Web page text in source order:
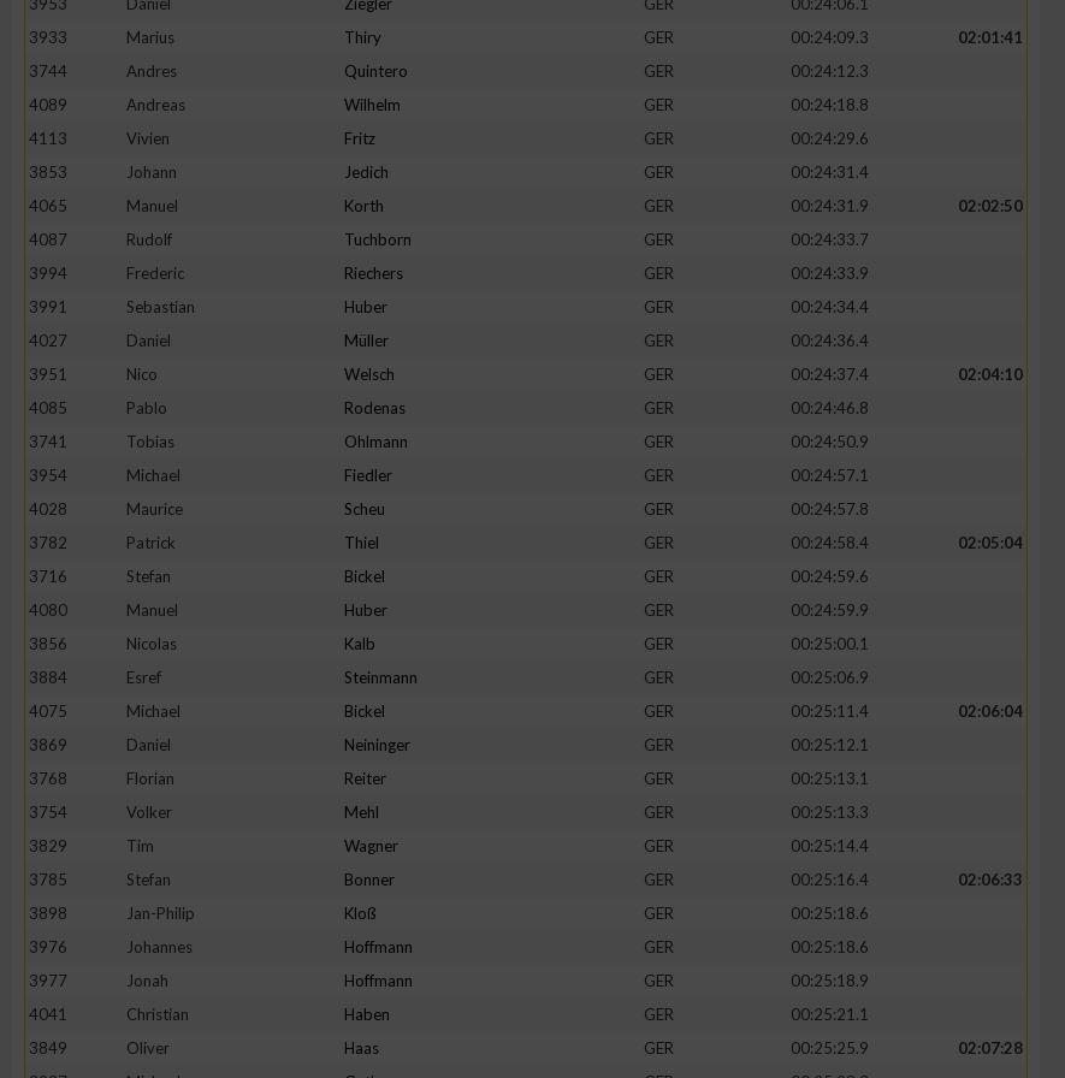
3933
Marius Thiry GER 00:24:09.3
02:01:41
3744
Andres Quintero GER
00:24:12.3
4089
Andreas Wilhelm GER
00:24:18.8
4113
Vivien Fritz GER
00:24:29.6
3853
Johann Jedich GER
00:24:31.4
4065
Manuel Korth GER 00:24:31.9
02:02:50
4087
Rudolf Tuchborn GER
00:24:33.7
3994
Frederic Riechers GER
00:24:33.9
3991
Sebastian Huber GER
00:24:34.4
4027
Daniel Müller GER
00:24:36.4
3951
Nico Welsch GER 00:24:37.4
02:04:10
4085
Pablo Rodenas GER
00:24:46.8
3741
Tobias Ohlmann GER
00:24:50.9
3954
Michael Fiedler GER
00:24:57.1
4028
Maurice Scheu GER
00:24:57.8
3782
Patrick Thiel GER 00:24:58.4
02:05:04
3716
Stefan Bickel GER
00:24:59.6
4080
Manuel Huber GER
00:24:59.9
3856
Nicolas Kalb GER
00:25:00.1
3884
Esref Steinmann GER
00:25:06.9
4075
Michael Bickel GER 00:25:11.4
02:06:04
3869
Daniel Neininger GER
00:25:12.1
3768
Florian Reiter GER
00:25:13.1
3754
Volker Mehl GER
00:25:13.3
3829
Tim Wagner GER
00:25:14.4
3785
Stefan Bonner GER 00:25:16.4
02:06:33
3898
Jan-Philip Kloß GER
00:25:18.6
3976
Johannes Hoffmann GER
00:25:18.6
3977
Jonah Hoffmann GER
00:25:18.9
4041
Christian Haben GER
00:25:21.1
3849
Oliver Haas GER 00:25:25.9
02:07:28
Erstellung von Profilen zur Personalisierung von Inhalten
Messung der Werbeleistung
Messung der Performance von Inhalten
Analyse von Zielgruppen durch Statistiken oder Kombinationen von Daten aus
Entwicklung und Verbesserung der Angebote
IAB-Besonderheiten:
Geräte anhand von aktiv angeforderten Informationen identifizieren
Nicht-IAB-Verarbeitungszwecke:
Notwendig
Performance
Funktional